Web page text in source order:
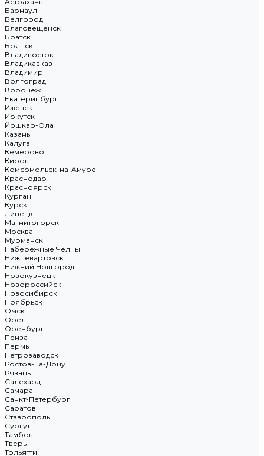
Барнаул
Белгород
Благовещенск
Братск
Брянск
Владивосток
Владикавказ
Владимир
Волгоград
Воронеж
Екатеринбург
Ижевск
Иркутск
Йошкар-Ола
Казань
Калуга
Кемерово
Киров
Комсомольск-на-Амуре
Краснодар
Красноярск
Курган
Курск
Липецк
Магнитогорск
Москва
Мурманск
Набережные Челны
Нижневартовск
Нижний Новгород
Новокузнецк
Новороссийск
Новосибирск
Ноябрьск
Омск
Орёл
Оренбург
Пенза
Пермь
Петрозаводск
Ростов-на-Дону
Рязань
Салехард
Самара
Санкт-Петербург
Саратов
Ставрополь
Сургут
Тамбов
Тверь
Тольятти